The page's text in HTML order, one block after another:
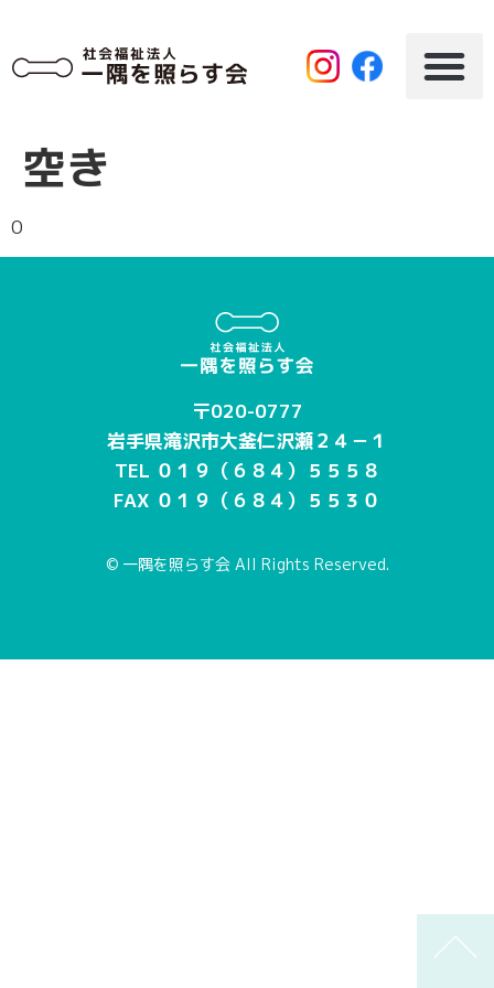
空き
0
〒020-0777
岩手県滝沢市大釜仁沢瀬２４－１
TEL ０１９（６８４）５５５８
FAX ０１９（６８４）５５３０
© 一隅を照らす会 All Rights Reserved.